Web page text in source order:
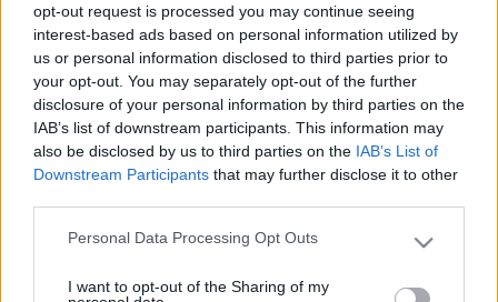
opt-out request is processed you may continue seeing
interest-based ads based on personal information utilized by
us or personal information disclosed to third parties prior to
your opt-out. You may separately opt-out of the further
disclosure of your personal information by third parties on the
IAB’s list of downstream participants. This information may
also be disclosed by us to third parties on the IAB’s List of
Downstream Participants that may further disclose it to other
Please note that this website/app uses one or more Google
not limited to your visit or usage behaviour. You may click to
Personal Data Processing Opt Outs
I want to opt-out of the Sharing of my
È stato il primo libro che ho letto al liceo e che mi ha fatto
appassionare allo studio delle scienze in quegli anni.
Grazie!
mapalib
16614
Inserito il14/03/2018 alle: 09:57:44
Purtroppo però passerà in sordina a differenza dei calciatori... e questo è
ancora più triste. È stato il primo libro che ho letto al liceo e che mi ha